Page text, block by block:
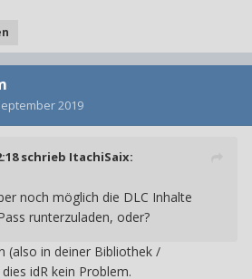
2019
schrieb ItachiSaix:
noch möglich die DLC Inhalte
runterzuladen, oder?
(also in deiner Bibliothek /
idR kein Problem.